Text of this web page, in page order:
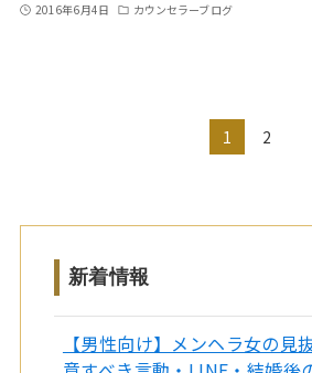
2016年6月4日 カウンセラーブログ
1 2
新着情報
【男性向け】メンヘラ女の見